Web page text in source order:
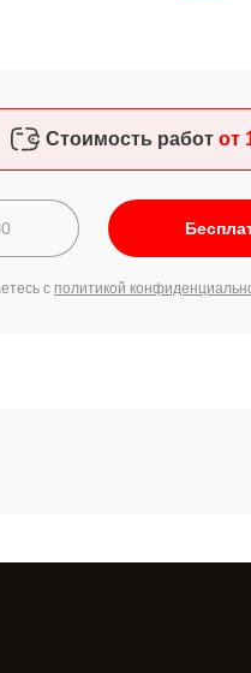
Стоимость работ от
с политикой